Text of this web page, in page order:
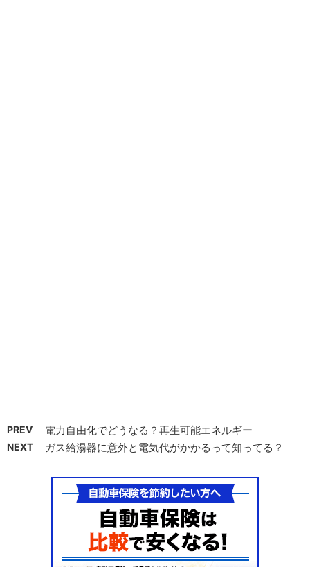
PREV 電力自由化でどうなる？再生可能エネルギー
NEXT ガス給湯器に意外と電気代がかかるって知ってる？